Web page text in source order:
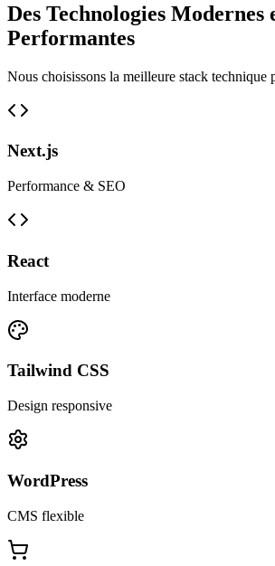
Des Technologies Modernes
Performantes
Nous choisissons la meilleure stack technique
Next.js
Performance & SEO
React
Interface moderne
Tailwind CSS
Design responsive
WordPress
CMS flexible